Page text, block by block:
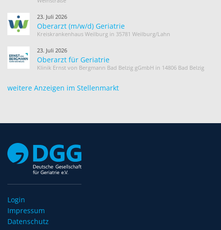
23. Juli 2026
Oberarzt (m/w/d) Geriatrie
Kreiskrankenhaus Weilburg in 35781 Weilburg/Lahn
23. Juli 2026
Oberarzt für Geriatrie
Klinik Ernst von Bergmann Bad Belzig gGmbH in 14806 Bad Belzig
weitere Anzeigen im Stellenmarkt
Login
Impressum
Datenschutz